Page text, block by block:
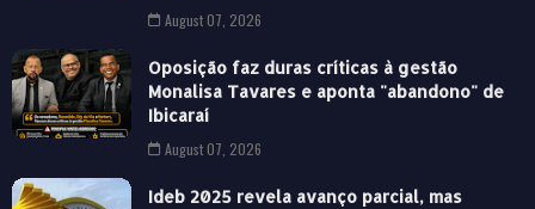
August 07, 2026
Oposição faz duras críticas à gestão
Monalisa Tavares e aponta "abandono" de
Ibicaraí
August 07, 2026
Ideb 2025 revela avanço parcial, mas